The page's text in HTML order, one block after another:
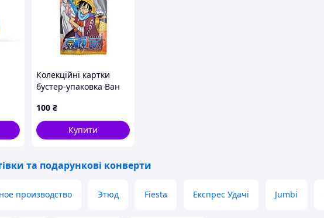
Колекційні картки
бустер-упаковка Ван
100 ₴
Купити
та подарункові конверти
производство Этюд Fiesta Експрес Удачі Jumbi